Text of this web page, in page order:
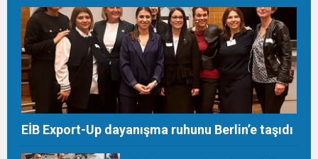
EİB Export-Up dayanışma ruhunu Berlin’e taşıdı